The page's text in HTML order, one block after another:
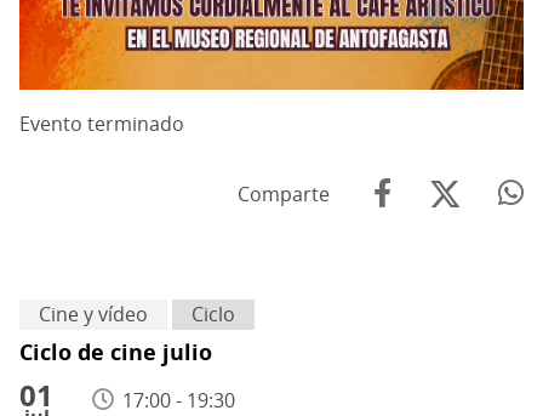
Evento terminado
Comparte
Cine y vídeo Ciclo
Ciclo de cine julio
01
17:00 - 19:30